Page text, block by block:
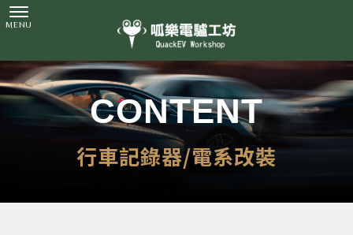
行車記錄器/電系改裝